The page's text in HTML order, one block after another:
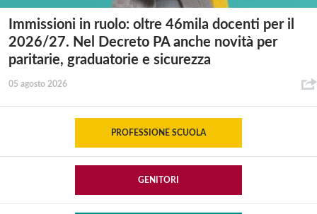
Immissioni in ruolo: oltre 46mila docenti per il
2026/27. Nel Decreto PA anche novità per
paritarie, graduatorie e sicurezza
05 agosto 2026
PROFESSIONE SCUOLA
GENITORI